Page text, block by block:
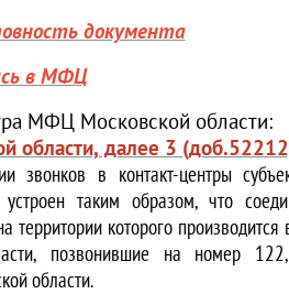
документа
в МФЦ
МФЦ Московской области:
области, далее 3
в контакт-центры
таким образом, что
которого производится
позвонившие на номер 122,
области.